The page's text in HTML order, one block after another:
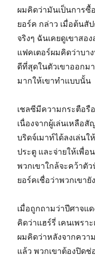
ผมคิดว่ามันเป็นการซื้
ยอร์ค กล่าว เมื่อต้น
จริงๆ ฉันเคยดูเขาสอ
แฟคเตอร์ผมคิดว่าบา
ดีที่สุดในตัวเขาออกม
มากให้เขาทำแบบนั้น
เชลซีมีความกระตือรื
เนื่องจากผู้เล่นเหลือ
บริดจ์เมาท์ได้ลงเล่น
ประตู และจ่ายให้เพื่อ
พวกเขาใกล้จะคว้าตั
ยอร์คเชื่อว่าพวกเขา
เมื่อถูกถามว่าปีศาจแ
คิดว่าแฮร์รี่ เคนเพรา
ผมคิดว่าหลังจากควา
แล้ว พวกเขาต้องปิดช่